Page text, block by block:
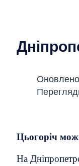
Цьогоріч
На